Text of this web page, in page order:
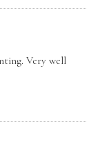
Very well